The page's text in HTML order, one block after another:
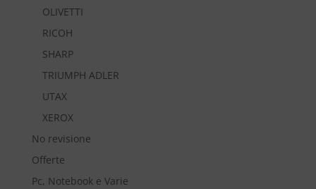
OLIVETTI
RICOH
SHARP
TRIUMPH ADLER
UTAX
XEROX
No revisione
Offerte
Pc, Notebook e Varie